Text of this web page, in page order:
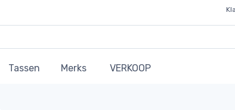
Tassen Merks VERKOOP